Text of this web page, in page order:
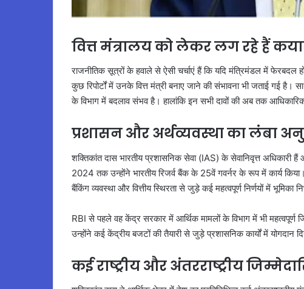
वित्त मंत्रालय को लेकर लग रहे हैं
राजनीतिक सूत्रों के हवाले से ऐसी चर्चाएं हैं कि यदि मंत्रिमंडल में फेरबदल
कुछ रिपोर्टों में उनके वित्त मंत्री बनाए जाने की संभावना भी जताई गई है।
के विभाग में बदलाव संभव है। हालांकि इन सभी दावों की अब तक
प्रशासन और अर्थव्यवस्था का लंबा
शक्तिकांत दास भारतीय प्रशासनिक सेवा (IAS) के सेवानिवृत्त
2024 तक उन्होंने भारतीय रिजर्व बैंक के 25वें गवर्नर के रूप में कार्य
बैंकिंग व्यवस्था और वित्तीय स्थिरता से जुड़े कई महत्वपूर्ण निर्णयों में भूमिका
RBI से पहले वह केंद्र सरकार में आर्थिक मामलों के विभाग में भी महत्वपूर्ण
उन्होंने कई केंद्रीय बजटों की तैयारी से जुड़े प्रशासनिक कार्यों में योगदान
कई राष्ट्रीय और अंतरराष्ट्रीय